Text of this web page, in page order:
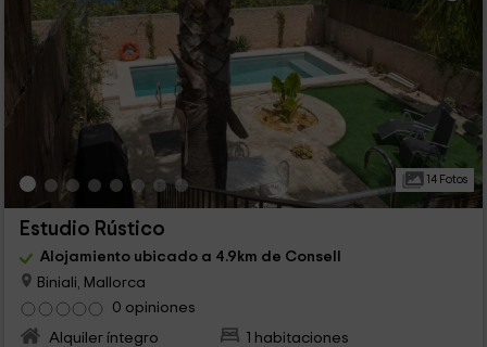
14 Fotos
Estudio Rústico
Alojamiento ubicado a 4.9km de Consell
Biniali, Mallorca
0 opiniones
Alquiler íntegro
1 habitaciones